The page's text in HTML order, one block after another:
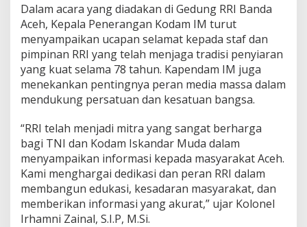
Dalam acara yang diadakan di Gedung RRI Banda
Aceh, Kepala Penerangan Kodam IM turut
menyampaikan ucapan selamat kepada staf dan
pimpinan RRI yang telah menjaga tradisi penyiaran
yang kuat selama 78 tahun. Kapendam IM juga
menekankan pentingnya peran media massa dalam
mendukung persatuan dan kesatuan bangsa.
“RRI telah menjadi mitra yang sangat berharga
bagi TNI dan Kodam Iskandar Muda dalam
menyampaikan informasi kepada masyarakat Aceh.
Kami menghargai dedikasi dan peran RRI dalam
membangun edukasi, kesadaran masyarakat, dan
memberikan informasi yang akurat,” ujar Kolonel
Irhamni Zainal, S.I.P, M.Si.